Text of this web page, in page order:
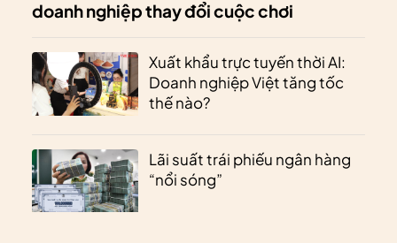
doanh nghiệp thay đổi cuộc chơi
Xuất khẩu trực tuyến thời AI:
Doanh nghiệp Việt tăng tốc
thế nào?
Lãi suất trái phiếu ngân hàng
“nổi sóng”